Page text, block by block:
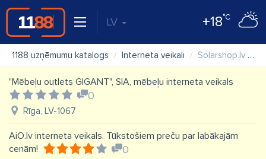
LV +18°C
1188 uzņēmumu katalogs Interneta veikali Solarshop.lv Saules paneļi
"Mēbeļu outlets GIGANT", SIA, mēbeļu interneta veikals
0
Rīga, LV-1067
AiO.lv interneta veikals. Tūkstošiem preču par labākajām
cenām!
0